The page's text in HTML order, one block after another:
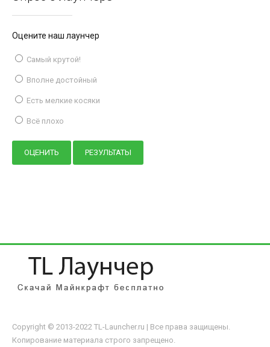
Оцените наш лаунчер
Самый крутой!
Вполне достойный
Есть мелкие косяки
Всё плохо
Copyright © 2013-2022 TL-Launcher.ru | Все права защищены.
Копирование материала строго запрещено.